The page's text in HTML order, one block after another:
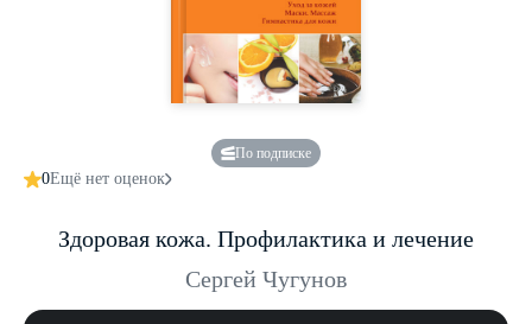
По подписке
0Ещё нет оценок
Здоровая кожа. Профилактика и лечение
Сергей Чугунов